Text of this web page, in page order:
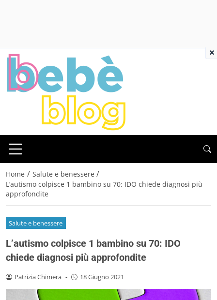
Home / Salute e benessere /
L’autismo colpisce 1 bambino su 70: IDO chiede diagnosi più
approfondite
Salute e benessere
L’autismo colpisce 1 bambino su 70: IDO
chiede diagnosi più approfondite
Patrizia Chimera - 18 Giugno 2021
×